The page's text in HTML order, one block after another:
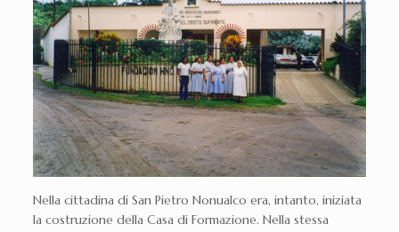
Nella cittadina di San Pietro Nonualco era, intanto, iniziata
la costruzione della Casa di Formazione. Nella stessa